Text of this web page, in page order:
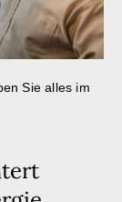
Sie alles im